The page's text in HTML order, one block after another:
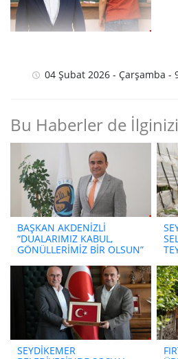
04 Şubat 2026 - Çarşamba -
Bu Haberler de
BAŞKAN AKDENİZLİ
“DUALARIMIZ KABUL,
GÖNÜLLERİMİZ BİR OLSUN”
SEYDİKEMER